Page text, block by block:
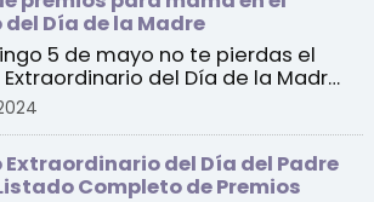
del Día de la Madre
5 de mayo no te pierdas el
del Día de la Madre
Na ...
Extraordinario del Día del Padre
Completo de Premios